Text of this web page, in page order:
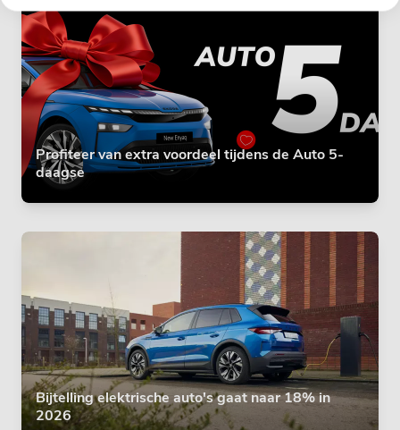
Profiteer van extra voordeel tijdens de Auto 5-
daagse
Bijtelling elektrische auto's gaat naar 18% in
2026